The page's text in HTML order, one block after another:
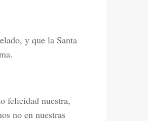
y que la Santa
felicidad nuestra,
no en nuestras